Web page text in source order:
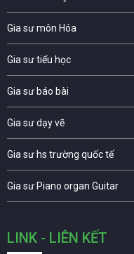
Gia sư môn Hóa
Gia sư tiểu học
Gia sư báo bài
Gia sư dạy vẽ
Gia sư hs trường quốc tế
Gia sư Piano organ Guitar
LINK - LIÊN KẾT